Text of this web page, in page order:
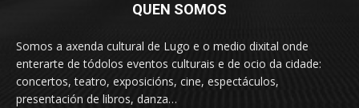
QUEN SOMOS
Somos a axenda cultural de Lugo e o medio dixital onde
enterarte de tódolos eventos culturais e de ocio da cidade:
concertos, teatro, exposicións, cine, espectáculos,
presentación de libros, danza…